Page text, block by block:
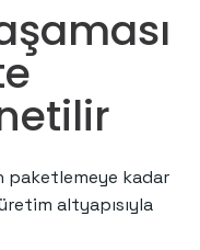
paketlemeye kadar
altyapısıyla